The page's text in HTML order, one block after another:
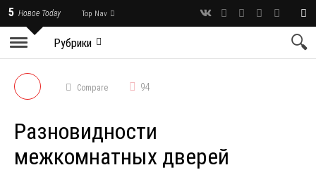
5 Новое Today Top Nav
Рубрики
Compare 94
Разновидности
межкомнатных дверей